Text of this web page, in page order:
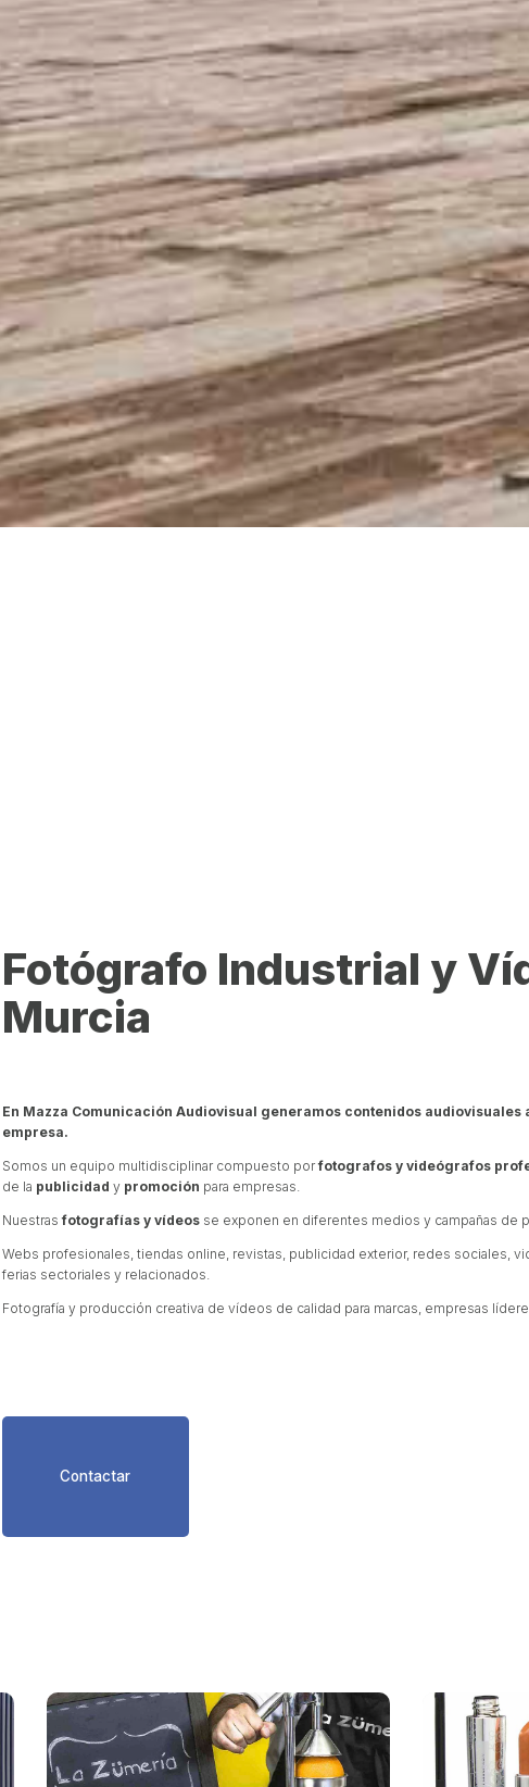
Fotógrafo Industrial y
Murcia
En Mazza Comunicación Audiovisual generamos contenidos
empresa.
Somos un equipo multidisciplinar compuesto porfotografos y videógrafos
de la publicidad y promoción para empresas.
Nuestrasfotografías y vídeosse exponen en diferentes medios y campañas de
Webs profesionales, tiendas online, revistas, publicidad exterior, redes sociales,
ferias sectoriales y relacionados.
Fotografía y producción creativa de vídeos de calidad para marcas, empresas
Contactar